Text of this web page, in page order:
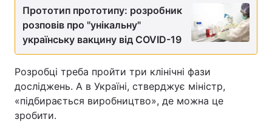
Прототип прототипу: розробник
розповів про "унікальну"
українську вакцину від COVID-19
Розробці треба пройти три клінічні фази
досліджень. А в Україні, стверджує міністр,
«підбирається виробництво», де можна це
зробити.